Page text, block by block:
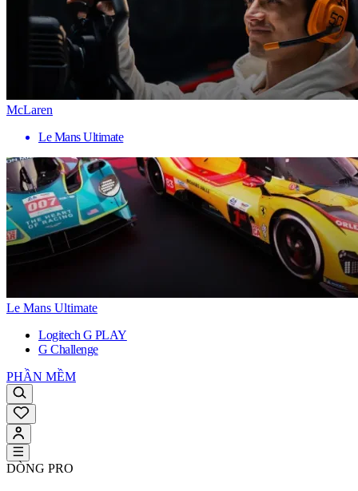
McLaren
Le Mans Ultimate
Le Mans Ultimate
Logitech G PLAY
G Challenge
PHẦN MỀM
DÒNG PRO